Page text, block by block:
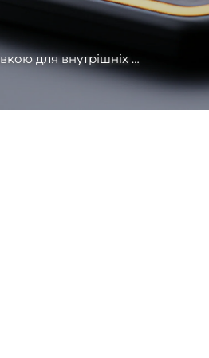
внутрішніх приміщень